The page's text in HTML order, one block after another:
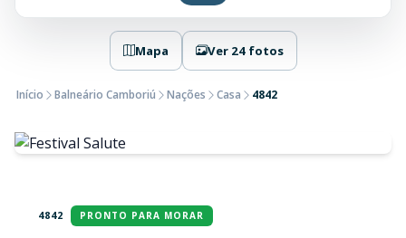
Mapa Ver 24 fotos
Início Balneário Camboriú Nações Casa 4842
4842 PRONTO PARA MORAR